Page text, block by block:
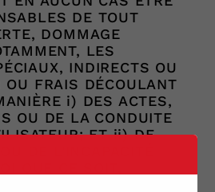
DE TOUT
DOMMAGE
LES
INDIRECTS OU
OU FRAIS DÉCOULANT
i) DES ACTES,
OU DE LA CONDUITE
ET ii) DE
DE L'INCAPACITÉ